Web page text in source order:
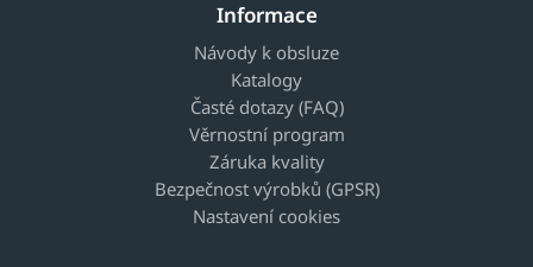
Informace
Návody k obsluze
Katalogy
Časté dotazy (FAQ)
Věrnostní program
Záruka kvality
Bezpečnost výrobků (GPSR)
Nastavení cookies